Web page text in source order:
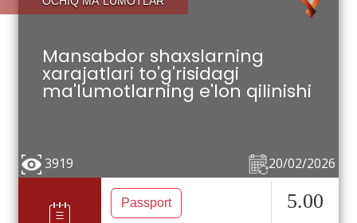
Mansabdor shaxslarning
xarajatlari to'g'risidagi
ma'lumotlarning e'lon qilinishi
20/02/2026
3919
Passport 5.00